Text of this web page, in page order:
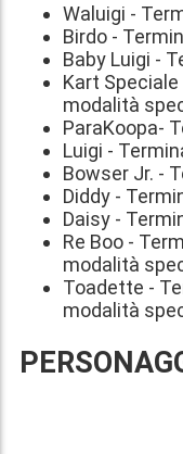
Waluigi -
Birdo -
Baby Luigi -
Kart
modalità
ParaKoopa-
Luigi -
Bowser Jr. -
Diddy -
Daisy -
Re Boo -
modalità
Toadette -
modalità